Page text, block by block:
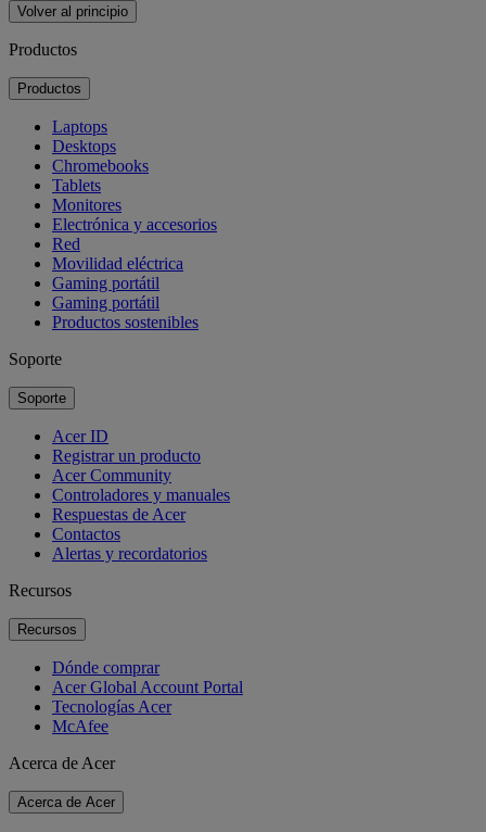
Volver al principio
Productos
Productos
Laptops
Desktops
Chromebooks
Tablets
Monitores
Electrónica y accesorios
Red
Movilidad eléctrica
Gaming portátil
Gaming portátil
Productos sostenibles
Soporte
Soporte
Acer ID
Registrar un producto
Acer Community
Controladores y manuales
Respuestas de Acer
Contactos
Alertas y recordatorios
Recursos
Recursos
Dónde comprar
Acer Global Account Portal
Tecnologías Acer
McAfee
Acerca de Acer
Acerca de Acer